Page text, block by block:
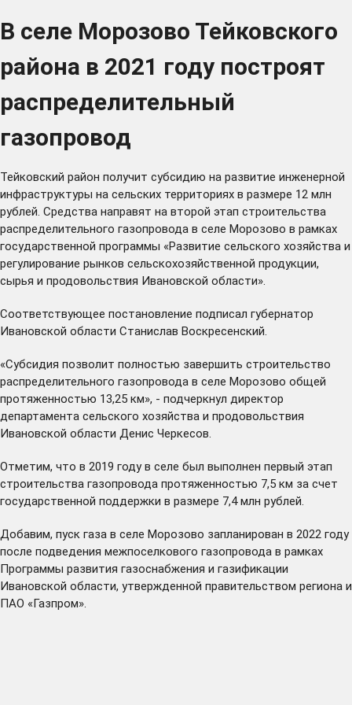
В селе Морозово Тейковского
района в 2021 году построят
распределительный
газопровод
Тейковский район получит субсидию на развитие инженерной
инфраструктуры на сельских территориях в размере 12 млн
рублей. Средства направят на второй этап строительства
распределительного газопровода в селе Морозово в рамках
государственной программы «Развитие сельского хозяйства и
регулирование рынков сельскохозяйственной продукции,
сырья и продовольствия Ивановской области».
Соответствующее постановление подписал губернатор
Ивановской области Станислав Воскресенский.
«Субсидия позволит полностью завершить строительство
распределительного газопровода в селе Морозово общей
протяженностью 13,25 км», - подчеркнул директор
департамента сельского хозяйства и продовольствия
Ивановской области Денис Черкесов.
Отметим, что в 2019 году в селе был выполнен первый этап
строительства газопровода протяженностью 7,5 км за счет
государственной поддержки в размере 7,4 млн рублей.
Добавим, пуск газа в селе Морозово запланирован в 2022 году
после подведения межпоселкового газопровода в рамках
Программы развития газоснабжения и газификации
Ивановской области, утвержденной правительством региона и
ПАО «Газпром».